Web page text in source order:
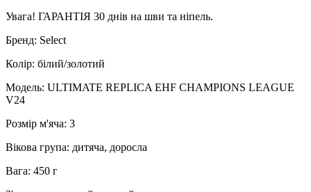
Увага! ГАРАНТІЯ 30 днів на шви та ніпель.
Бренд: Select
Колір: білий/золотий
Модель: ULTIMATE REPLICA EHF CHAMPIONS LEAGUE
V24
Розмір м'яча: 3
Вікова група: дитяча, доросла
Вага: 450 г